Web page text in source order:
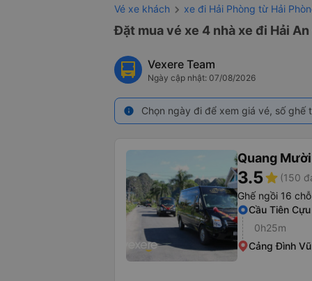
Vé xe khách xe đi Hải Phòng từ Hải
Đặt mua vé xe 4 nhà xe đi Hải
Vexere Team
Ngày cập nhật: 07/08/2026
info Chọn ngày đi để xem giá vé, số
Quang Mười
3.5star (150
Ghế ngồi 16
Cầu Tiên Cựu
0h25m
Cảng Đình Vũ